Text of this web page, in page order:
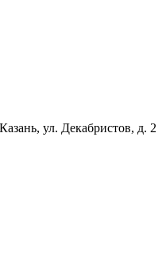
ул. Декабристов, д. 2